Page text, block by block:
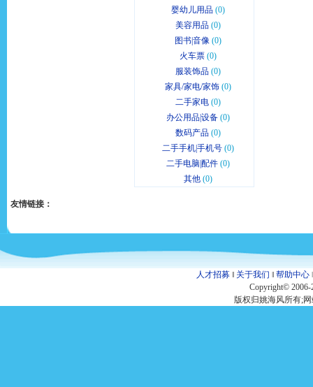
婴幼儿用品 (0)
美容用品 (0)
图书|音像 (0)
火车票 (0)
服装饰品 (0)
家具/家电/家饰 (0)
二手家电 (0)
办公用品|设备 (0)
数码产品 (0)
二手手机|手机号 (0)
二手电脑|配件 (0)
其他 (0)
友情链接：
人才招募 ‖ 关于我们 ‖ 帮助中心
Copyright© 2006-
版权归姚海风所有;